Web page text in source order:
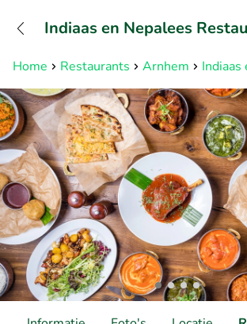
Home Restaurants Arnhem
Indiaas en Nepalees